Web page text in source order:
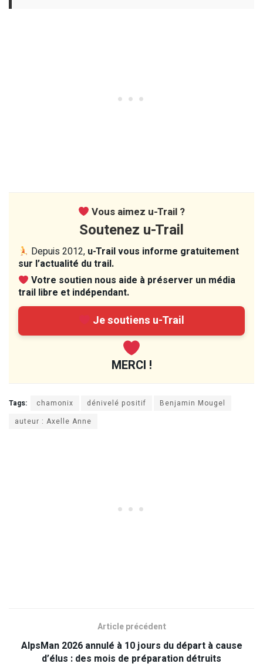
Vous aimez u-Trail ?
Soutenez u-Trail
Depuis 2012, u-Trail vous informe gratuitement
sur l’actualité du trail.
Votre soutien nous aide à préserver un média
trail libre et indépendant.
Je soutiens u-Trail
MERCI !
Tags: chamonix dénivelé positif
Benjamin Mougel
auteur : Axelle Anne
Article précédent
AlpsMan 2026 annulé à 10 jours du départ à cause
d’élus : des mois de préparation détruits